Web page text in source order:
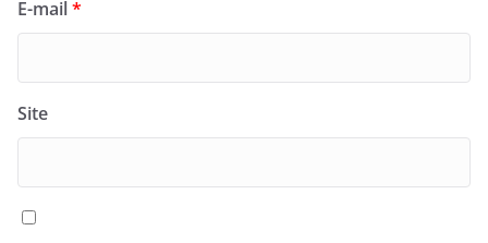
E-mail*
Site